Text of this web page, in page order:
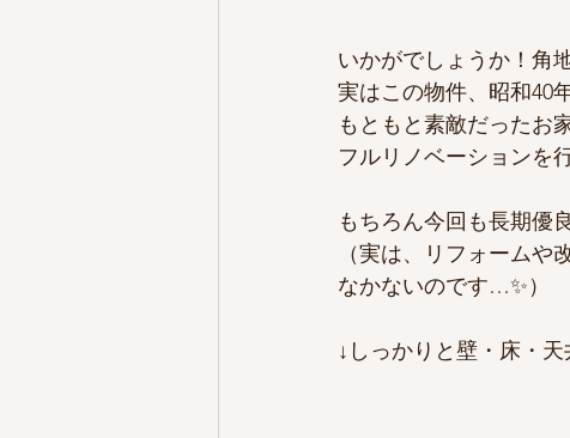
いかがでしょうか！角
実はこの物件、昭和40
もともと素敵だったお
フルリノベーションを
もちろん今回も長期優
（実は、リフォーム
なかないのです…✨）
↓しっかりと壁・床・